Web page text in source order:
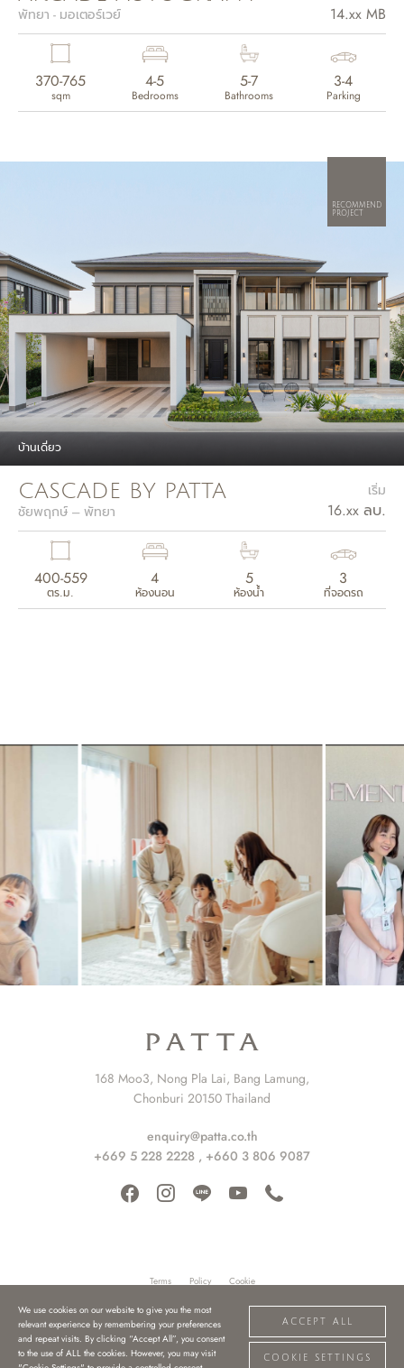
พัทยา - มอเตอร์เวย์ 14.xx MB
370-765
sqm
4-5
Bedrooms
5-7
Bathrooms
3-4
Parking
บ้านเดี่ยว
RECOMMEND
PROJECT
CASCADE BY PATTA
ชัยพฤกษ์ – พัทยา
เริ่ม
16.xx ลบ.
400-559
ตร.ม.
4
ห้องนอน
5
ห้องน้ำ
3
ที่จอดรถ
168 Moo3, Nong Pla Lai, Bang Lamung,
Chonburi 20150 Thailand
enquiry@patta.co.th
+669 5 228 2228 , +660 3 806 9087
Terms Policy Cookie
© 2021 Patta. All rights reserved.
We use cookies on our website to give you the most
relevant experience by remembering your preferences
and repeat visits. By clicking “Accept All”, you consent
to the use of ALL the cookies. However, you may visit
ACCEPT ALL
COOKIE SETTINGS